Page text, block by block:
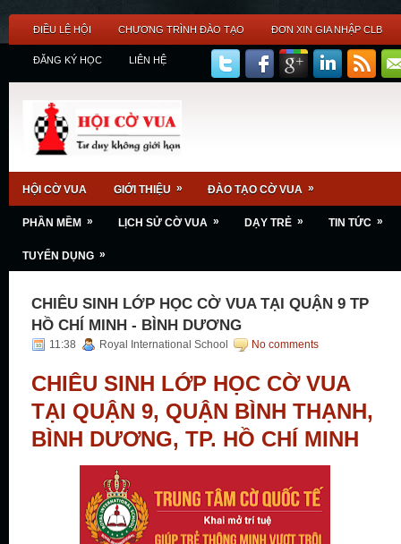
ĐIỀU LỆ HỘI CHƯƠNG TRÌNH ĐÀO TẠO ĐƠN XIN GIA NHẬP CLB
ĐĂNG KÝ HỌC LIÊN HỆ
HỘI CỜ VUA GIỚI THIỆU » ĐÀO TẠO CỜ VUA »
PHẦN MỀM » LỊCH SỬ CỜ VUA » DẠY TRẺ » TIN TỨC »
TUYỂN DỤNG »
CHIÊU SINH LỚP HỌC CỜ VUA TẠI QUẬN 9 TP
HỒ CHÍ MINH - BÌNH DƯƠNG
11:38 Royal International School No comments
CHIÊU SINH LỚP HỌC CỜ VUA
TẠI QUẬN 9, QUẬN BÌNH THẠNH,
BÌNH DƯƠNG, TP. HỒ CHÍ MINH